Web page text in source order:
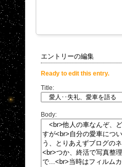
エントリーの編集
Ready to edit this entry.
Title:
Body: